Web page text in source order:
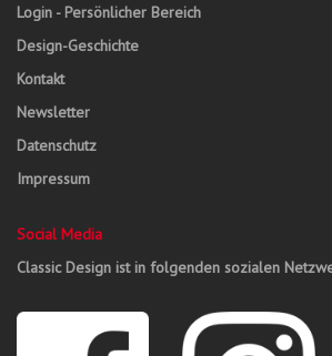
Login - Persönlicher Bereich
Design-Geschichte
Kontakt
Newsletter
Datenschutz
Impressum
Social Media
Classic Design ist in folgenden sozialen